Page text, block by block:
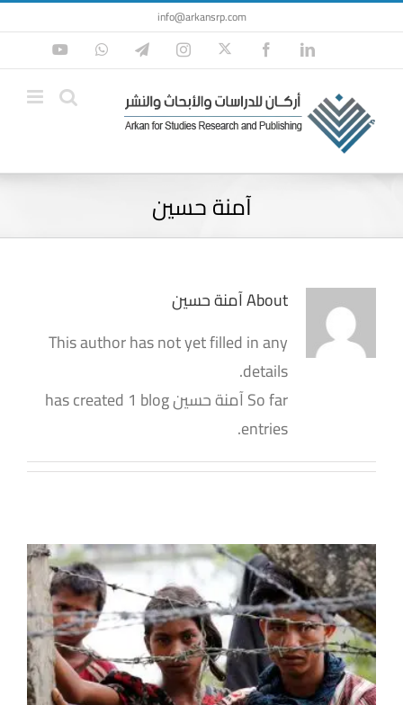
Skip
to
content
info@arkansrp.com
LinkedIn
Facebook
Twitter
Instagram
Telegram
WhatsApp
YouTube
آمنة حسين
Aboutآمنة حسين
This author has not yet filled in any
details.
So far آمنة حسين has created 1 blog
entries.